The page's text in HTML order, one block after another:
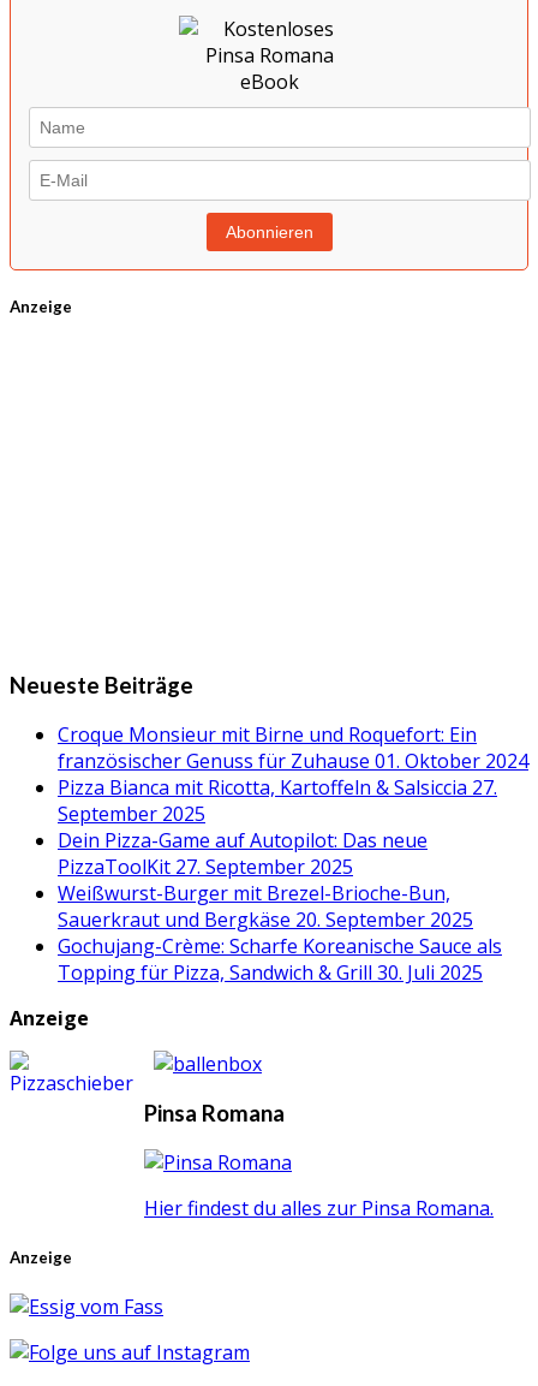
Anzeige
Neueste Beiträge
Croque Monsieur mit Birne und Roquefort: Ein
französischer Genuss für Zuhause 01. Oktober 2024
Pizza Bianca mit Ricotta, Kartoffeln & Salsiccia 27.
September 2025
Dein Pizza-Game auf Autopilot: Das neue
PizzaToolKit 27. September 2025
Weißwurst-Burger mit Brezel-Brioche-Bun,
Sauerkraut und Bergkäse 20. September 2025
Gochujang-Crème: Scharfe Koreanische Sauce als
Topping für Pizza, Sandwich & Grill 30. Juli 2025
Anzeige
Pinsa Romana
Hier findest du alles zur Pinsa Romana.
Anzeige